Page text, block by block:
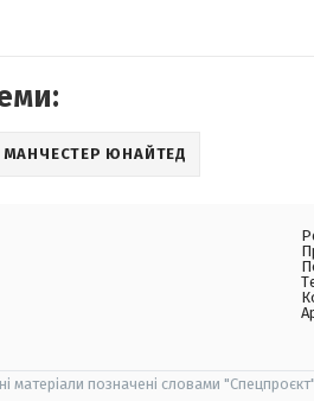
МАНЧЕСТЕР ЮНАЙТЕД
матеріали позначені словами